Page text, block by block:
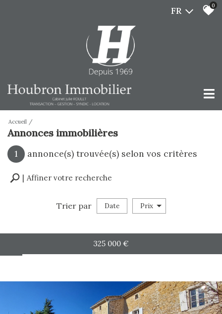
FR 0
Accueil
Annonces immobilières
1 annonce(s) trouvée(s) selon vos critères
Affiner votre recherche
Trier par Date Prix
325 000 €